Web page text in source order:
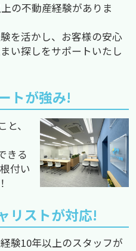
の不動産経験がありま
を活かし、お客様の安心
い探しをサポートいたし
トが強み!
、
きる
付い
リストが対応!
験10年以上のスタッフが